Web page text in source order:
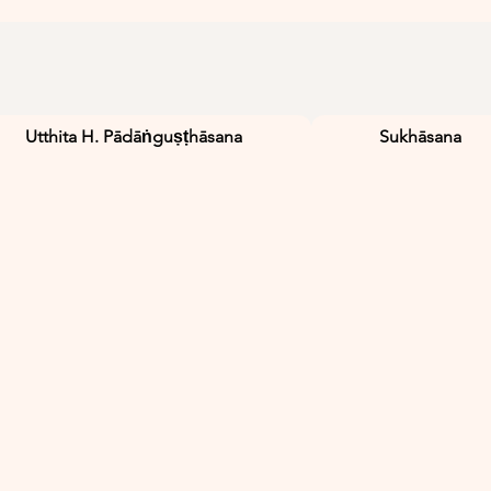
Utthita H. Pādāṅguṣṭhāsana Sukhāsana